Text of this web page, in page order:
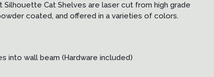
Silhouette Cat Shelves are laser cut from high grade
coated, and offered in a varieties of colors.
into wall beam (Hardware included)